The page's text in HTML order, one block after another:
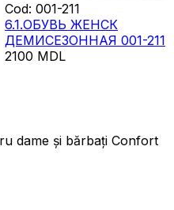
Cod: 001-211
6.1.ОБУВЬ ЖЕНСК
ДЕМИСЕЗОННАЯ 001-211
2100 MDL
dame și bărbați Confort